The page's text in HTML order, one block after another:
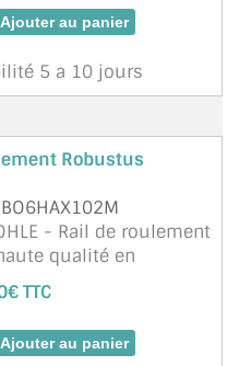
de roulement est
inférieur d ...
5 a 10 jours
Robustus
BO6HAX102M
- Rail de roulement
qualité en
le système de
Robustus.
charge :140 kg.
l'emballage : 1 Pièce.
TTC